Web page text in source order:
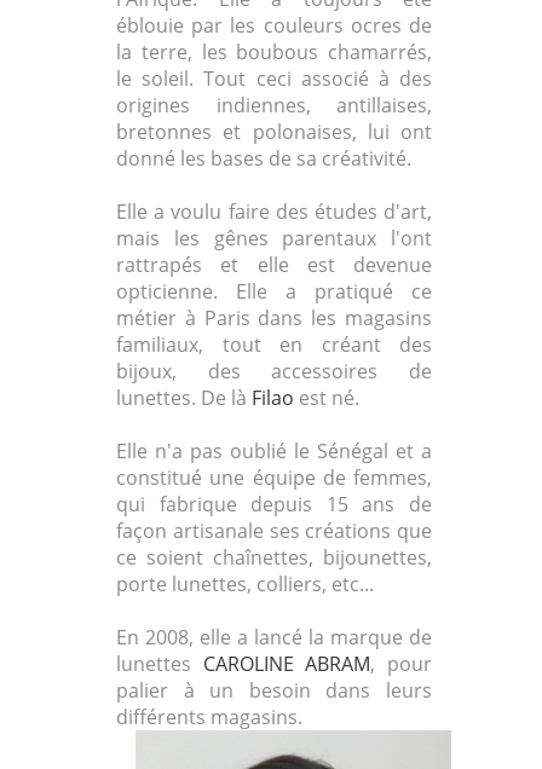
éblouie par les couleurs ocres de
la terre, les boubous chamarrés,
le soleil. Tout ceci associé à des
origines indiennes, antillaises,
bretonnes et polonaises, lui ont
donné les bases de sa créativité.
Elle a voulu faire des études d'art,
mais les gênes parentaux l'ont
rattrapés et elle est devenue
opticienne. Elle a pratiqué ce
métier à Paris dans les magasins
familiaux, tout en créant des
bijoux, des accessoires de
lunettes. De là Filao est né.
Elle n'a pas oublié le Sénégal et a
constitué une équipe de femmes,
qui fabrique depuis 15 ans de
façon artisanale ses créations que
ce soient chaînettes, bijounettes,
porte lunettes, colliers, etc...
En 2008, elle a lancé la marque de
lunettes CAROLINE ABRAM, pour
palier à un besoin dans leurs
différents magasins.